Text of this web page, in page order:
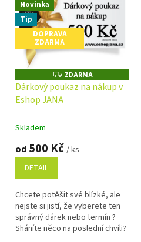
Novinka
Tip
DOPRAVA
ZDARMA
Z
D
A
R
ZDARMA
Dárkový poukaz na nákup v
Eshop JANA
Skladem
od 500 Kč / ks
DETAIL
Chcete potěšit své blízké, ale
nejste si jistí, že vyberete ten
správný dárek nebo termín ?
Sháníte něco na poslední chvíli?